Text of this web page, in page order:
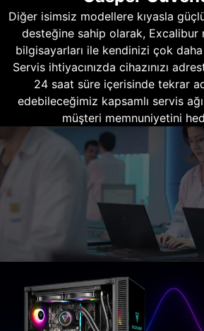
Diğer isimsiz modellere kıyasla
desteğine sahip olarak, Excalibur
bilgisayarları ile kendinizi çok
Servis ihtiyacınızda cihazınızı
24 saat süre içerisinde tekrar
edebileceğimiz kapsamlı servis
müşteri memnuniyetini